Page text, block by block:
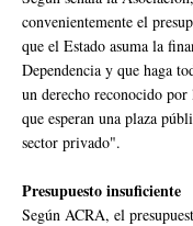
convenientemente el
que el Estado asuma la
Dependencia y que haga
un derecho reconocido
que esperan una plaza
sector privado".
Presupuesto insuficiente
Según ACRA, el